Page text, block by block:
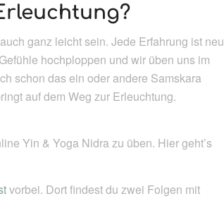
ganz leicht sein. Jede Erfahrung ist neu
hochploppen und wir üben uns im
schon das ein oder andere Samskara
auf dem Weg zur Erleuchtung.
Yin & Yoga Nidra zu üben. Hier geht’s
vorbei. Dort findest du zwei Folgen mit